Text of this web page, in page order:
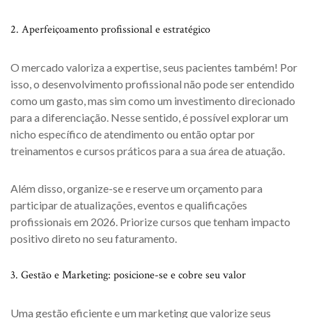
2. Aperfeiçoamento profissional e estratégico
O mercado valoriza a expertise, seus pacientes também! Por
isso, o desenvolvimento profissional não pode ser entendido
como um gasto, mas sim como um investimento direcionado
para a diferenciação. Nesse sentido, é possível explorar um
nicho específico de atendimento ou então optar por
treinamentos e cursos práticos para a sua área de atuação.
Além disso, organize-se e reserve um orçamento para
participar de atualizações, eventos e qualificações
profissionais em 2026. Priorize cursos que tenham impacto
positivo direto no seu faturamento.
3. Gestão e Marketing: posicione-se e cobre seu valor
Uma gestão eficiente e um marketing que valorize seus